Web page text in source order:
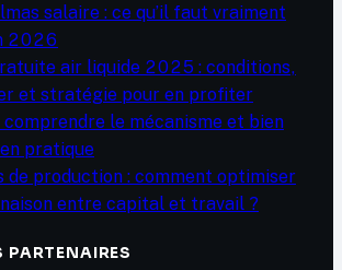
salaire : ce qu’il faut vraiment
2026
air liquide 2025 : conditions,
et stratégie pour en profiter
comprendre le mécanisme et bien
pratique
de production : comment optimiser
entre capital et travail ?
PARTENAIRES